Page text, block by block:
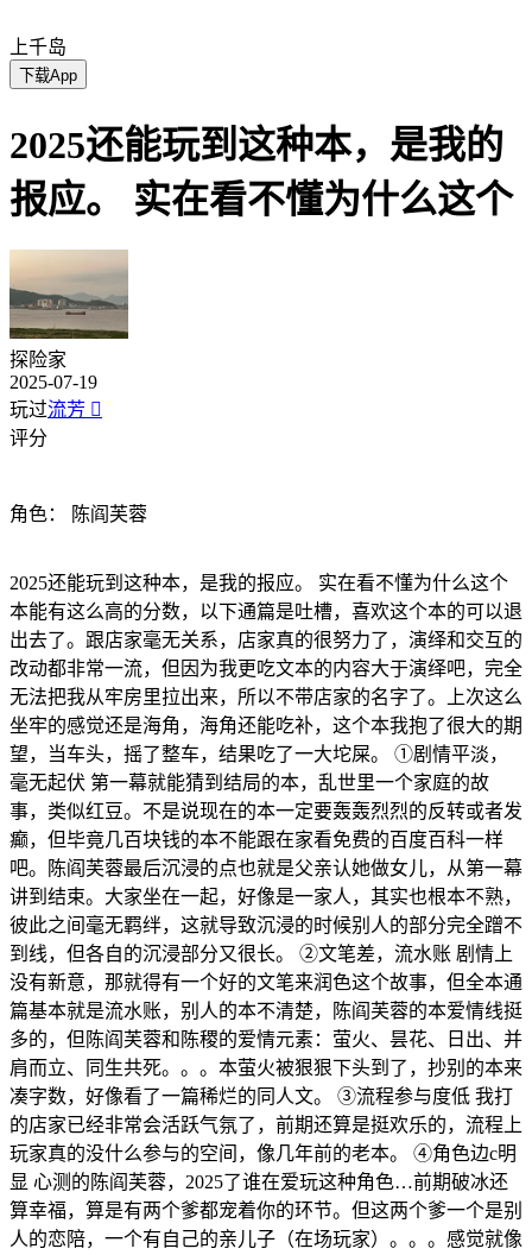
上千岛
下载App
2025还能玩到这种本，是我的
报应。 实在看不懂为什么这个
探险家
2025-07-19
玩过流芳 
评分
角色： 陈阎芙蓉
2025还能玩到这种本，是我的报应。 实在看不懂为什么这个
本能有这么高的分数，以下通篇是吐槽，喜欢这个本的可以退
出去了。跟店家毫无关系，店家真的很努力了，演绎和交互的
改动都非常一流，但因为我更吃文本的内容大于演绎吧，完全
无法把我从牢房里拉出来，所以不带店家的名字了。上次这么
坐牢的感觉还是海角，海角还能吃补，这个本我抱了很大的期
望，当车头，摇了整车，结果吃了一大坨屎。 ①剧情平淡，
毫无起伏 第一幕就能猜到结局的本，乱世里一个家庭的故
事，类似红豆。不是说现在的本一定要轰轰烈烈的反转或者发
癫，但毕竟几百块钱的本不能跟在家看免费的百度百科一样
吧。陈阎芙蓉最后沉浸的点也就是父亲认她做女儿，从第一幕
讲到结束。大家坐在一起，好像是一家人，其实也根本不熟，
彼此之间毫无羁绊，这就导致沉浸的时候别人的部分完全蹭不
到线，但各自的沉浸部分又很长。 ②文笔差，流水账 剧情上
没有新意，那就得有一个好的文笔来润色这个故事，但全本通
篇基本就是流水账，别人的本不清楚，陈阎芙蓉的本爱情线挺
多的，但陈阎芙蓉和陈稷的爱情元素：萤火、昙花、日出、并
肩而立、同生共死。。。本萤火被狠狠下头到了，抄别的本来
凑字数，好像看了一篇稀烂的同人文。 ③流程参与度低 我打
的店家已经非常会活跃气氛了，前期还算是挺欢乐的，流程上
玩家真的没什么参与的空间，像几年前的老本。 ④角色边c明
显 心测的陈阎芙蓉，2025了谁在爱玩这种角色…前期破冰还
算幸福，算是有两个爹都宠着你的环节。但这两个爹一个是别
人的恋陪，一个有自己的亲儿子（在场玩家）。。。感觉就像